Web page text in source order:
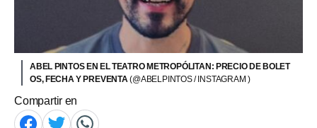
ABEL PINTOS EN EL TEATRO METROPÓLITAN: PRECIO DE BOLET
OS, FECHA Y PREVENTA(@ABELPINTOS / INSTAGRAM )
Compartir en